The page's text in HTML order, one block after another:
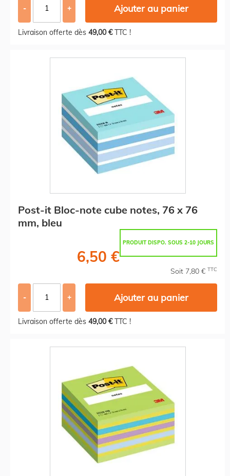
- + Ajouter au panier
Livraison offerte dès 49,00 €TTC !
Post-it Bloc-note cube notes, 76 x 76
mm, bleu
PRODUIT DISPO. SOUS 2-10 JOURS
6,50 €
Soit 7,80 € TTC
- + Ajouter au panier
Livraison offerte dès 49,00 €TTC !